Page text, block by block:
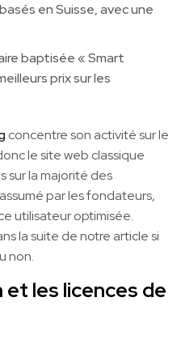
en Suisse, avec une
baptisée « Smart
prix sur les
concentre son activité sur le
le site web classique
sur la majorité des
par les fondateurs,
utilisateur optimisée.
la suite de notre article si
non.
les licences de